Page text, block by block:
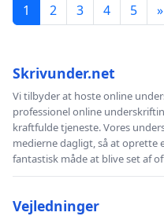
1 2 3 4 5 »
Skrivunder.net
Vi tilbyder at hoste online
professionel online
kraftfulde tjeneste. Vores
medierne dagligt, så at oprette
fantastisk måde at blive set af
Vejledninger